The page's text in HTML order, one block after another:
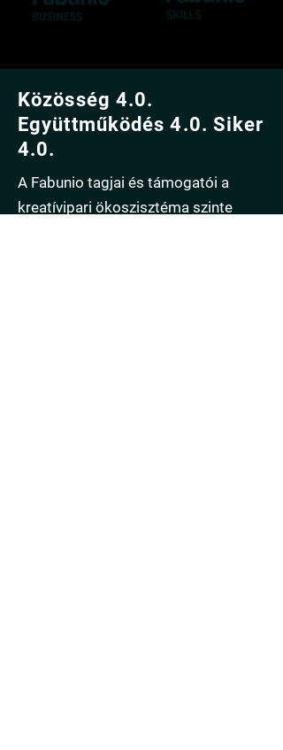
Közösség 4.0.
Együttműködés 4.0. Siker
4.0.
A Fabunio tagjai és támogatói a
kreatívipari ökoszisztéma szinte